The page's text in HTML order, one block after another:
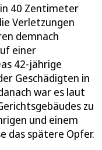
40 Zentimeter
Verletzungen
demnach
einer
42-jährige
Geschädigten in
war es laut
zu
und einem
das spätere Opfer.